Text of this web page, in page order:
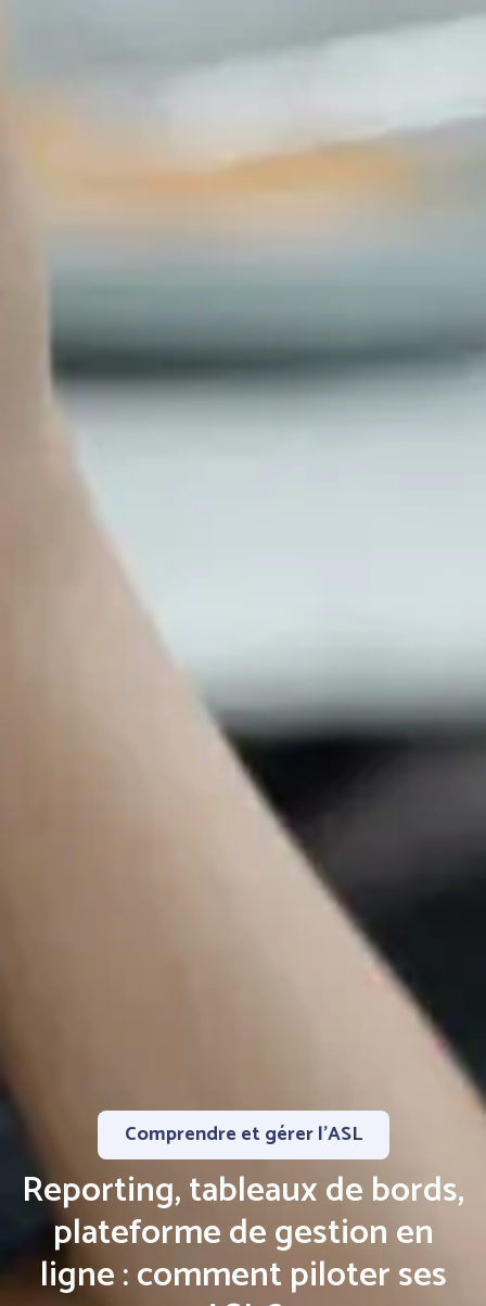
Comprendre et gérer l’ASL
Reporting, tableaux de bords,
plateforme de gestion en
ligne : comment piloter ses